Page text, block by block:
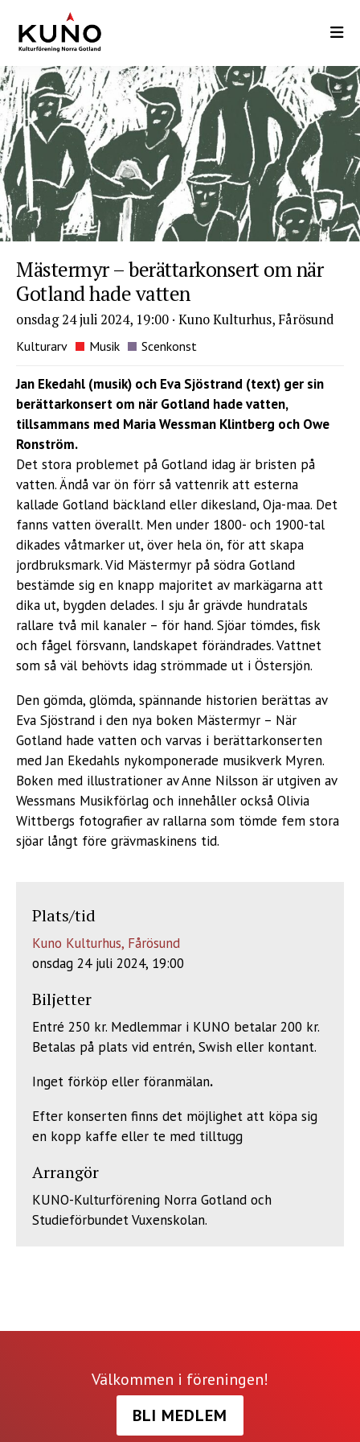
till
huvudinnehåll
Mästermyr – berättarkonsert om när
Gotland hade vatten
onsdag 24 juli 2024, 19:00 · Kuno Kulturhus, Fårösund
Kulturarv Musik Scenkonst
Jan Ekedahl (musik) och Eva Sjöstrand (text) ger sin
berättarkonsert om när Gotland hade vatten,
tillsammans med Maria Wessman Klintberg och Owe
Ronström.
Det stora problemet på Gotland idag är bristen på
vatten. Ändå var ön förr så vattenrik att esterna
kallade Gotland bäckland eller dikesland, Oja-maa. Det
fanns vatten överallt. Men under 1800- och 1900-tal
dikades våtmarker ut, över hela ön, för att skapa
jordbruksmark. Vid Mästermyr på södra Gotland
bestämde sig en knapp majoritet av markägarna att
dika ut, bygden delades. I sju år grävde hundratals
rallare två mil kanaler – för hand. Sjöar tömdes, fisk
och fågel försvann, landskapet förändrades. Vattnet
som så väl behövts idag strömmade ut i Östersjön.
Den gömda, glömda, spännande historien berättas av
Eva Sjöstrand i den nya boken Mästermyr – När
Gotland hade vatten och varvas i berättarkonserten
med Jan Ekedahls nykomponerade musikverk Myren.
Boken med illustrationer av Anne Nilsson är utgiven av
Wessmans Musikförlag och innehåller också Olivia
Wittbergs fotografier av rallarna som tömde fem stora
sjöar långt före grävmaskinens tid.
Plats/tid
Kuno Kulturhus, Fårösund
onsdag 24 juli 2024, 19:00
Biljetter
Entré 250 kr. Medlemmar i KUNO betalar 200 kr.
Betalas på plats vid entrén, Swish eller kontant.
Inget förköp eller föranmälan.
Efter konserten finns det möjlighet att köpa sig
en kopp kaffe eller te med tilltugg
Arrangör
KUNO-Kulturförening Norra Gotland och
Studieförbundet Vuxenskolan.
Välkommen i föreningen!
BLI MEDLEM